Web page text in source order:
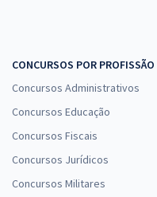
CONCURSOS POR PROFISSÃO
Concursos Administrativos
Concursos Educação
Concursos Fiscais
Concursos Jurídicos
Concursos Militares